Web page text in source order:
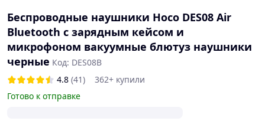
Беспроводные наушники Hoco DES08 Air
Bluetooth с зарядным кейсом и
микрофоном вакуумные блютуз наушники
черные Код: DES08B
4.8 (41)
362+ купили
Готово к отправке